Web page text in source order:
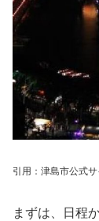
引用：津島市公式サ
まずは、日程